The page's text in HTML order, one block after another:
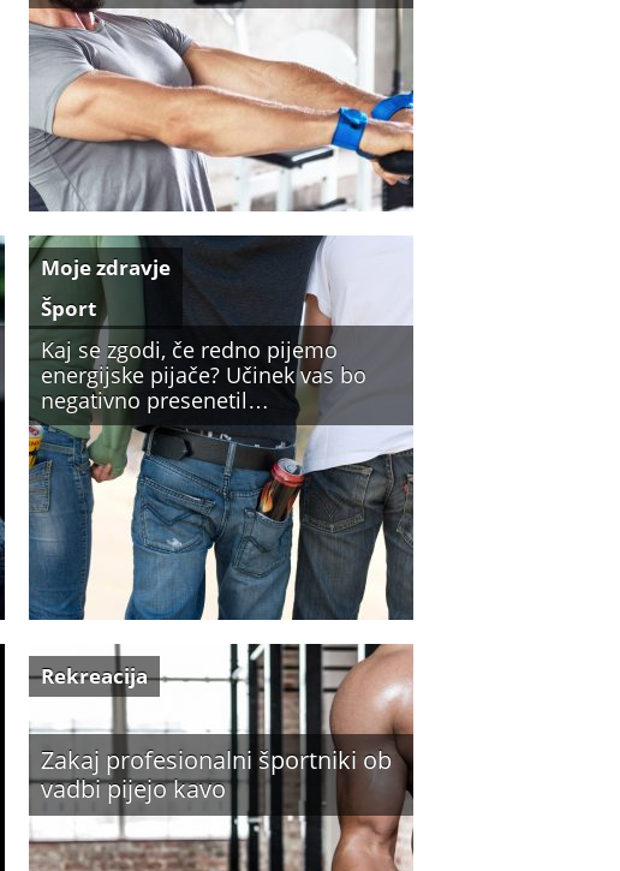
Kaj se zgodi, če redno pijemo
energijske pijače? Učinek vas bo
negativno presenetil…
Moje zdravje
Šport
Zakaj profesionalni športniki ob
vadbi pijejo kavo
Rekreacija